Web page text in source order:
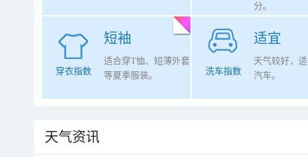
分。
短袖
穿衣指数
适合穿T恤、短薄外套
等夏季服装。
适宜
洗车指数
天气较好，
汽车。
天气资讯